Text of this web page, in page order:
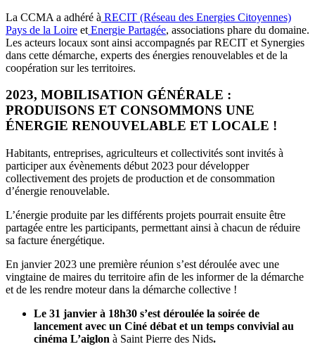
La CCMA a adhéré à RECIT (Réseau des Energies Citoyennes)
Pays de la Loire et Energie Partagée, associations phare du domaine.
Les acteurs locaux sont ainsi accompagnés par RECIT et Synergies
dans cette démarche, experts des énergies renouvelables et de la
coopération sur les territoires.
2023, MOBILISATION GÉNÉRALE :
PRODUISONS ET CONSOMMONS UNE
ÉNERGIE RENOUVELABLE ET LOCALE !
Habitants, entreprises, agriculteurs et collectivités sont invités à
participer aux évènements début 2023 pour développer
collectivement des projets de production et de consommation
d’énergie renouvelable.
L’énergie produite par les différents projets pourrait ensuite être
partagée entre les participants, permettant ainsi à chacun de réduire
sa facture énergétique.
En janvier 2023 une première réunion s’est déroulée avec une
vingtaine de maires du territoire afin de les informer de la démarche
et de les rendre moteur dans la démarche collective !
Le 31 janvier à 18h30 s’est déroulée la soirée de
lancement avec un Ciné débat et un temps convivial au
cinéma L’aiglon à Saint Pierre des Nids.